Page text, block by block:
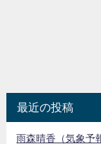
最近の投稿
雨森晴香（気象予